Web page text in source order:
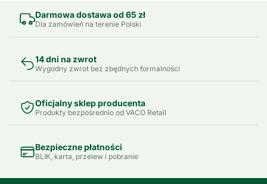
Darmowa dostawa od 65 zł
Dla zamówień na terenie Polski
14 dni na zwrot
Wygodny zwrot bez zbędnych formalności
Oficjalny sklep producenta
Produkty bezpośrednio od VACO Retail
Bezpieczne płatności
BLIK, karta, przelew i pobranie